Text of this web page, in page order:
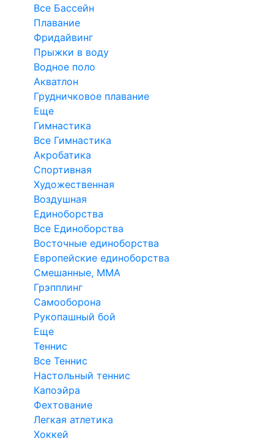
Все Бассейн
Плавание
Фридайвинг
Прыжки в воду
Водное поло
Акватлон
Грудничковое плавание
Еще
Гимнастика
Все Гимнастика
Акробатика
Спортивная
Художественная
Воздушная
Единоборства
Все Единоборства
Восточные единоборства
Европейские единоборства
Смешанные, ММА
Грэпплинг
Самооборона
Рукопашный бой
Еще
Теннис
Все Теннис
Настольный теннис
Капоэйра
Фехтование
Легкая атлетика
Хоккей